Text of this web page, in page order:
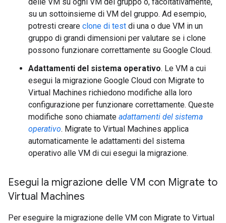
su un sottoinsieme di VM del gruppo. Ad esempio,
potresti creare clone di test di una o due VM in un
gruppo di grandi dimensioni per valutare se i clone
possono funzionare correttamente su Google Cloud.
Adattamenti del sistema operativo. Le VM a cui
esegui la migrazione Google Cloud con Migrate to
Virtual Machines richiedono modifiche alla loro
configurazione per funzionare correttamente. Queste
modifiche sono chiamate adattamenti del sistema
operativo. Migrate to Virtual Machines applica
automaticamente le adattamenti del sistema
operativo alle VM di cui esegui la migrazione.
Esegui la migrazione delle VM con Migrate to
Virtual Machines
Per eseguire la migrazione delle VM con Migrate to Virtual